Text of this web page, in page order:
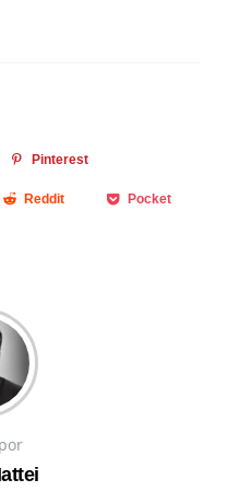
Pinterest
Reddit Pocket